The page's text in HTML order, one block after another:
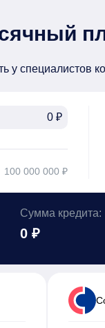
у специалистов
₽
100 000 000 ₽
Сумма кредита:
0 ₽